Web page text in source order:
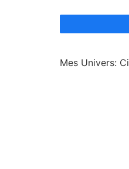
Mes Univers: